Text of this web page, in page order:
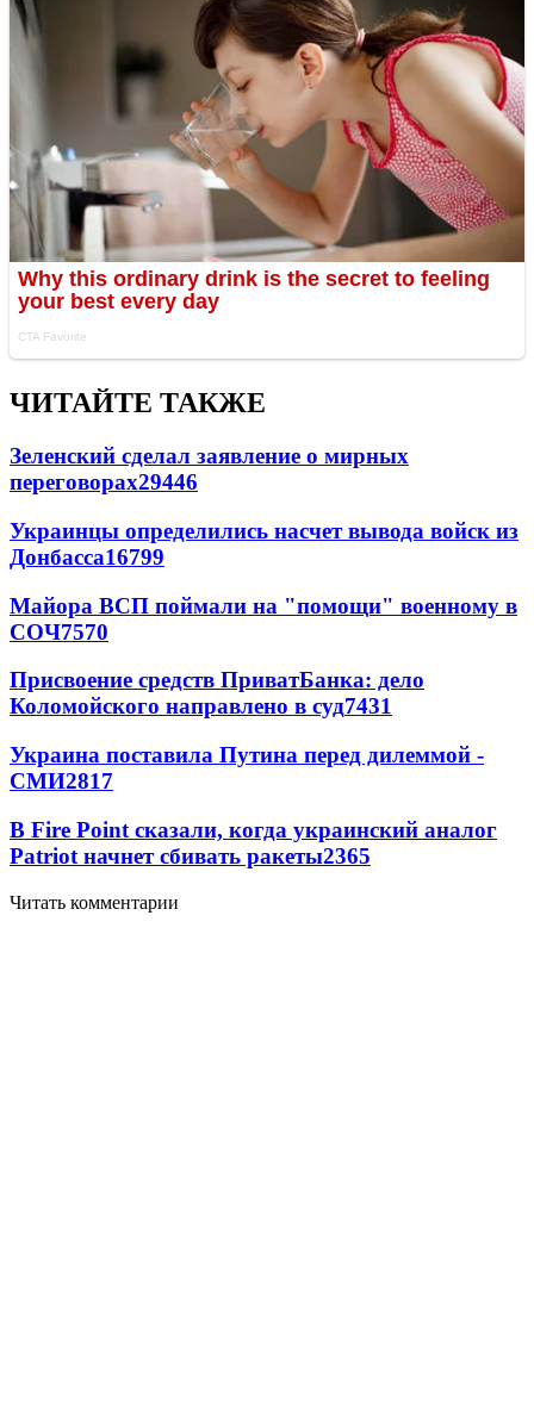
ЧИТАЙТЕ ТАКЖЕ
Зеленский сделал заявление о мирных
переговорах29446
Украинцы определились насчет вывода войск из
Донбасса16799
Майора ВСП поймали на "помощи" военному в
СОЧ7570
Присвоение средств ПриватБанка: дело
Коломойского направлено в суд7431
Украина поставила Путина перед дилеммой -
СМИ2817
В Fire Point сказали, когда украинский аналог
Patriot начнет сбивать ракеты2365
Читать комментарии